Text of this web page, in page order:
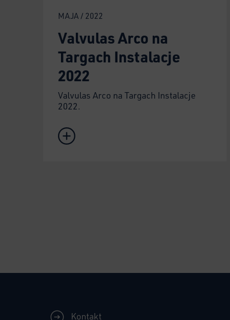
MAJA / 2022
Valvulas Arco na
Targach Instalacje
2022
Valvulas Arco na Targach Instalacje
2022.
Kontakt